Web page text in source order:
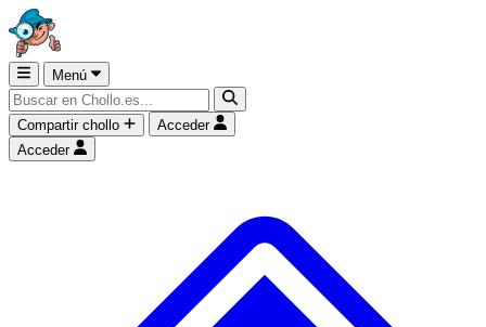
Menú
Compartir chollo
Acceder
Acceder